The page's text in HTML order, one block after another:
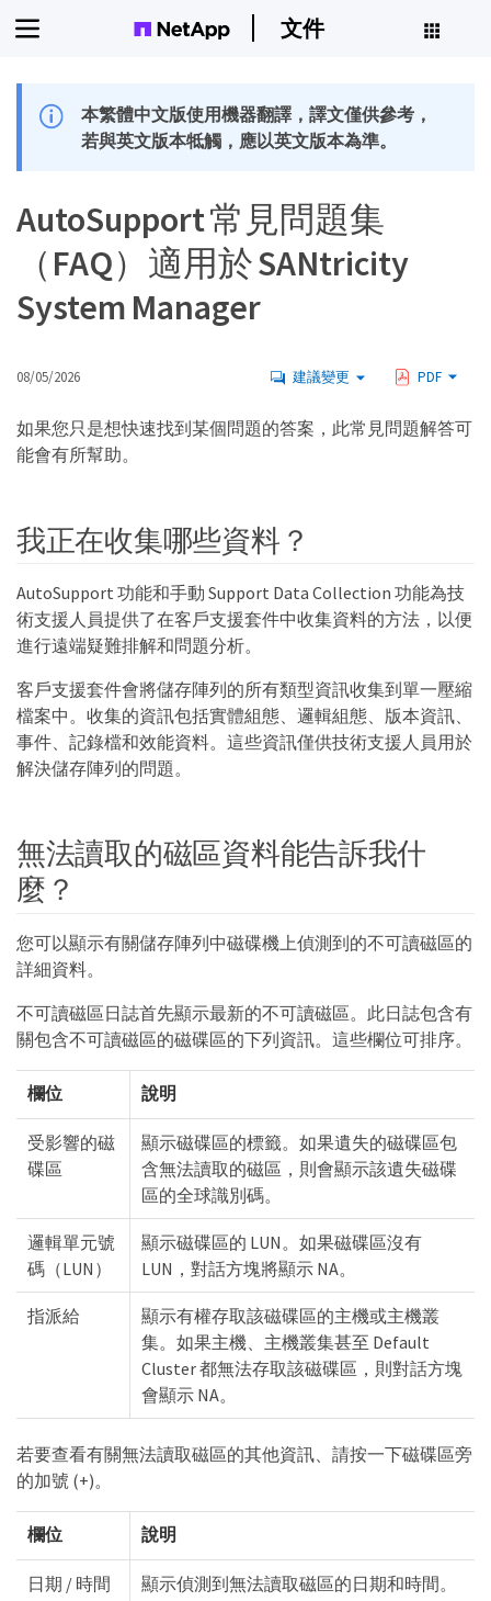
文件
本繁體中文版使用機器翻譯，譯文僅供參考，
若與英文版本牴觸，應以英文版本為準。
AutoSupport 常見問題集
（FAQ）適用於 SANtricity
System Manager
08/05/2026 建議變更 PDF
如果您只是想快速找到某個問題的答案，此常見問題解答可
能會有所幫助。
我正在收集哪些資料？
AutoSupport 功能和手動 Support Data Collection 功能為技
術支援人員提供了在客戶支援套件中收集資料的方法，以便
進行遠端疑難排解和問題分析。
客戶支援套件會將儲存陣列的所有類型資訊收集到單一壓縮
檔案中。收集的資訊包括實體組態、邏輯組態、版本資訊、
事件、記錄檔和效能資料。這些資訊僅供技術支援人員用於
解決儲存陣列的問題。
無法讀取的磁區資料能告訴我什
麼？
您可以顯示有關儲存陣列中磁碟機上偵測到的不可讀磁區的
詳細資料。
不可讀磁區日誌首先顯示最新的不可讀磁區。此日誌包含有
關包含不可讀磁區的磁碟區的下列資訊。這些欄位可排序。
欄位 說明
受影響的磁
碟區
顯示磁碟區的標籤。如果遺失的磁碟區包
含無法讀取的磁區，則會顯示該遺失磁碟
區的全球識別碼。
邏輯單元號
碼（LUN）
顯示磁碟區的 LUN。如果磁碟區沒有
LUN，對話方塊將顯示 NA。
指派給
顯示有權存取該磁碟區的主機或主機叢
集。如果主機、主機叢集甚至 Default
Cluster 都無法存取該磁碟區，則對話方塊
會顯示 NA。
若要查看有關無法讀取磁區的其他資訊、請按一下磁碟區旁
的加號 (+)。
欄位 說明
日期 / 時間 顯示偵測到無法讀取磁區的日期和時間。